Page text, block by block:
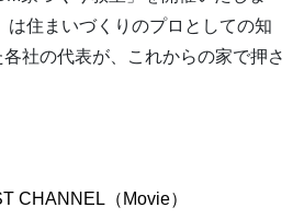
は住まいづくりのプロとしての知
社の代表が、これからの家で押さ
CHANNEL（Movie）